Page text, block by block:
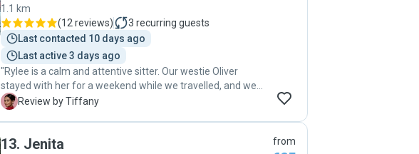
1.1 km
(12 reviews) 3 recurring guests
Last contacted 10 days ago
Last active 3 days ago
"Rylee is a calm and attentive sitter. Our westie Oliver
stayed with her for a weekend while we travelled, and we
were concerned about how it would go due to a nightmare
Rylee! "
T Review by Tiffany
13. Jenita from